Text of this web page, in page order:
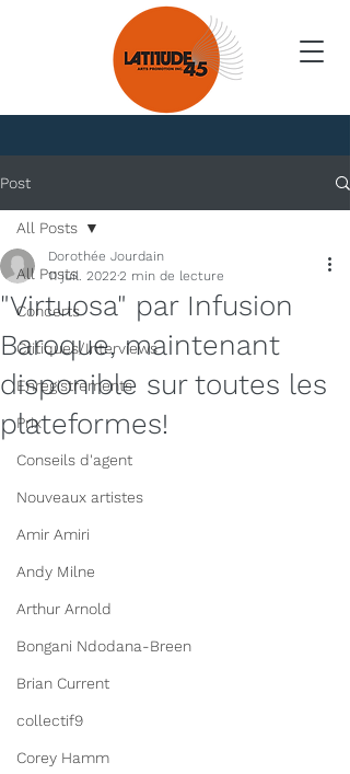
Nouvelles
Post
All Posts
Concerts
Critiques/Interviews
Enregistrements
Prix
Conseils d'agent
Nouveaux artistes
Amir Amiri
Andy Milne
Arthur Arnold
Bongani Ndodana-Breen
Brian Current
collectif9
Corey Hamm
All Posts
"Virtuosa" par Infusion
Baroque, maintenant
disponible sur toutes les
plateformes!
Dorothée Jourdain
11 juil. 2022 2 min de lecture